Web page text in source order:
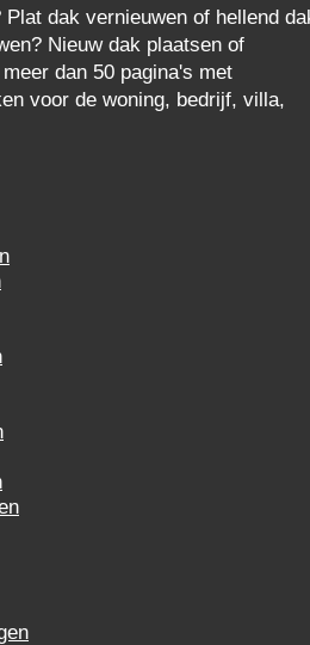
dak vernieuwen of hellend
Nieuw dak plaatsen of
dan 50 pagina's met
voor de woning, bedrijf, villa,